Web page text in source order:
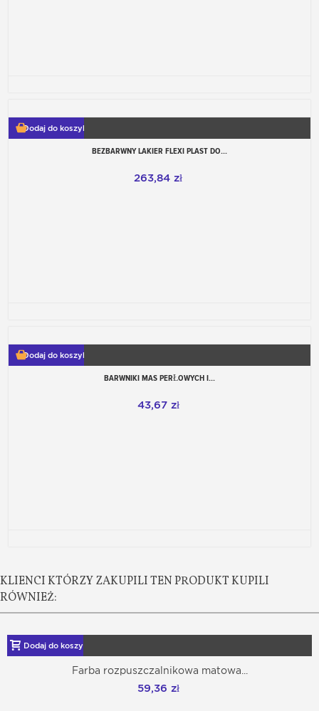
Dodaj do koszyka
BEZBARWNY LAKIER FLEXI PLAST DO...
263,84 zł
Dodaj do koszyka
BARWNIKI MAS PERŁOWYCH I...
43,67 zł
KLIENCI KTÓRZY ZAKUPILI TEN PRODUKT KUPILI
RÓWNIEŻ:
Dodaj do koszyka
Farba rozpuszczalnikowa matowa...
59,36 zł